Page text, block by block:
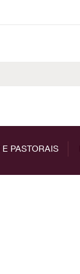
PASTORAIS